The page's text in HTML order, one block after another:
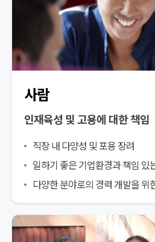
사람
인재육성 및 고용에 대한 책임
직장 내 다양성 및 포용 장려
일하기 좋은 기업환경과 책임 있
다양한 분야로의 경력 개발을 위